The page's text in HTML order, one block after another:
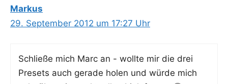
Markus
29. September 2012 um 17:27 Uhr
Schlie­ße mich Marc an - woll­te mir die drei
Pre­sets auch gera­de holen und wür­de mich